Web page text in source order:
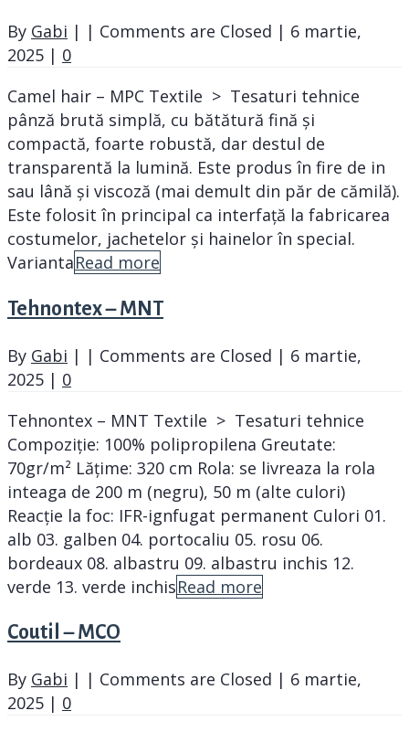
By Gabi | | Comments are Closed | 6 martie,
2025 | 0
Camel hair – MPC Textile > Tesaturi tehnice
pânză brută simplă, cu bătătură fină și
compactă, foarte robustă, dar destul de
transparentă la lumină. Este produs în fire de in
sau lână și viscoză (mai demult din păr de cămilă).
Este folosit în principal ca interfață la fabricarea
costumelor, jachetelor și hainelor în special.
VariantaRead more
Tehnontex – MNT
By Gabi | | Comments are Closed | 6 martie,
2025 | 0
Tehnontex – MNT Textile > Tesaturi tehnice
Compoziție: 100% polipropilena Greutate:
70gr/m² Lățime: 320 cm Rola: se livreaza la rola
inteaga de 200 m (negru), 50 m (alte culori)
Reacție la foc: IFR-ignfugat permanent Culori 01.
alb 03. galben 04. portocaliu 05. rosu 06.
bordeaux 08. albastru 09. albastru inchis 12.
verde 13. verde inchisRead more
Coutil – MCO
By Gabi | | Comments are Closed | 6 martie,
2025 | 0